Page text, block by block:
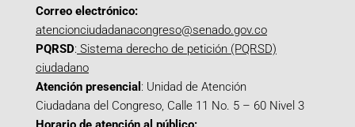
Correo electrónico:
atencionciudadanacongreso@senado.gov.co
PQRSD: Sistema derecho de petición (PQRSD)
ciudadano
Atención presencial : Unidad de Atención
Ciudadana del Congreso, Calle 11 No. 5 – 60 Nivel 3